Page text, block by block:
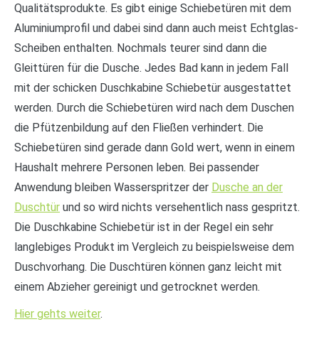
Qualitätsprodukte. Es gibt einige Schiebetüren mit dem
Aluminiumprofil und dabei sind dann auch meist Echtglas-
Scheiben enthalten. Nochmals teurer sind dann die
Gleittüren für die Dusche. Jedes Bad kann in jedem Fall
mit der schicken Duschkabine Schiebetür ausgestattet
werden. Durch die Schiebetüren wird nach dem Duschen
die Pfützenbildung auf den Fließen verhindert. Die
Schiebetüren sind gerade dann Gold wert, wenn in einem
Haushalt mehrere Personen leben. Bei passender
Anwendung bleiben Wasserspritzer der Dusche an der
Duschtür und so wird nichts versehentlich nass gespritzt.
Die Duschkabine Schiebetür ist in der Regel ein sehr
langlebiges Produkt im Vergleich zu beispielsweise dem
Duschvorhang. Die Duschtüren können ganz leicht mit
einem Abzieher gereinigt und getrocknet werden.
Hier gehts weiter.